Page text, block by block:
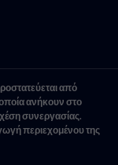
από
ανήκουν στο
συνεργασίας.
περιεχομένου της